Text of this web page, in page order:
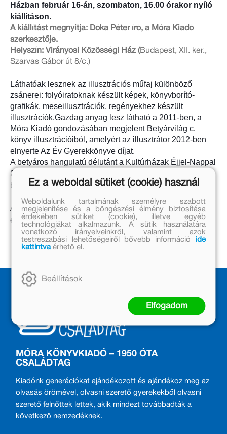
Házban február 16-án, szombaton, 16.00 órakor nyíló
kiállításon.
A kiállítást megnyitja: Dóka Péter író, a Móra Kiadó
szerkesztője.
Helyszín: Virányosi Közösségi Ház (Budapest, XII. ker.,
Szarvas Gábor út 8/c.)
Láthatóak lesznek az illusztrációs műfaj különböző
zsánerei: folyóiratoknak készült képek, könyvborító-
grafikák, meseillusztrációk, regényekhez készült
illusztrációk.Gazdag anyag lesz látható a 2011-ben, a
Móra Kiadó gondozásában megjelent Betyárvilág c.
könyv illusztrációiból, amelyért az illusztrátor 2012-ben
elnyerte Az Év Gyerekkönyve díjat.
A betyáros hangulatú délutánt a Kultúrházak Éjjel-Nappal
2019 programsorozatban tartják meg; a megnyitóra a
belépés ingyenes, mindenkit szeretettel várnak!
A kiállítás megtekinthető 2019. március 5-ig, előre
egyeztetett időpontban. (+36 1 200 8713)
MÓRA KÖNYVKIADÓ – 1950 ÓTA
CSALÁDTAG
Kiadónk generációkat ajándékozott és ajándékoz meg az
olvasás örömével, olvasni szerető gyerekekből olvasni
szerető felnőttek lettek, akik mindezt továbbadták a
következő nemzedéknek.
Ez a weboldal sütiket (cookie) használ
Weboldalunk tartalmának személyre szabott
megjelenítése és a böngészési élmény biztosítása
érdekében sütiket (cookie), illetve egyéb
technológiákat alkalmazunk. A sütik használatára
vonatkozó irányelveinkről, valamint azok
testreszabási lehetőségeiről bővebb információ
ide
kattintvaérhető el.
Beállítások
Elfogadom